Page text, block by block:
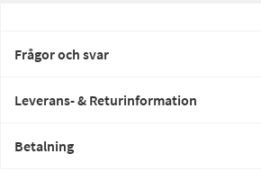
Frågor och svar
Leverans- & Returinformation
Betalning